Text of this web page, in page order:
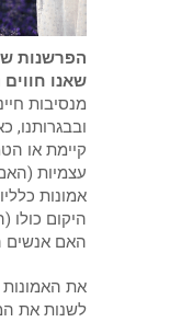
הפרשנות
שאנו
מנסיבות
ובבגרותנו,
קיימת או
עצמיות
אמונות
היקום
האם אנשים
את האמונות
לשנות את